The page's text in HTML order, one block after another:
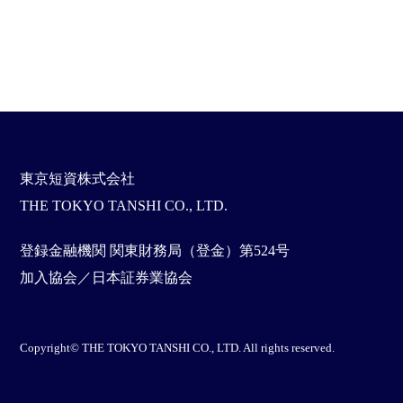
東京短資株式会社
THE TOKYO TANSHI CO., LTD.
登録金融機関 関東財務局（登金）第524号
加入協会／日本証券業協会
Copyright© THE TOKYO TANSHI CO., LTD. All rights reserved.